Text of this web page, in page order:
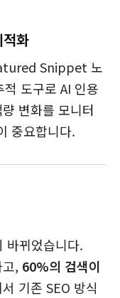
화
Snippet 노
도구로 AI 인용
변화를 모니터
중요합니다.
바뀌었습니다.
, 60%의 검색이
기존 SEO 방식